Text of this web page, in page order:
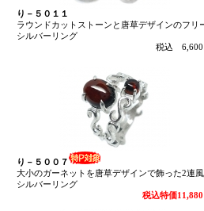
り－５０１１
ラウンドカットストーンと唐草デザインのフリ
シルバーリング
税込 6,600
り－５００７
大小のガーネットを唐草デザインで飾った2連風
シルバーリング
税込特価11,880